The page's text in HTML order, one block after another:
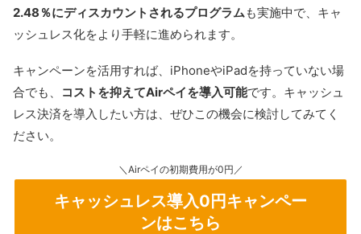
2.48％にディスカウントされるプログラムも実施中で、キャ
ッシュレス化をより手軽に進められます。
キャンペーンを活用すれば、iPhoneやiPadを持っていない場
合でも、
コストを抑えてAirペイを導入可能です。キャッシュ
レス決済を導入したい方は、ぜひこの機会に検討してみてく
ださい。
＼Airペイの初期費用が0円／
キャッシュレス導入0円キャンペー
ンはこちら